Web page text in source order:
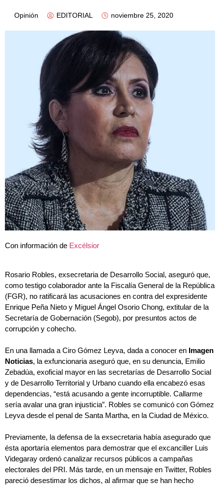
Opinión EDITORIAL noviembre 25, 2020
Con información de Excélsior
Rosario Robles, exsecretaria de Desarrollo Social, aseguró que,
como testigo colaborador ante la Fiscalía General de la República
(FGR), no ratificará las acusaciones en contra del expresidente
Enrique Peña Nieto y Miguel Ángel Osorio Chong, extitular de la
Secretaría de Gobernación (Segob), por presuntos actos de
corrupción y cohecho.
En una llamada a Ciro Gómez Leyva, dada a conocer en Imagen
Noticias, la exfuncionaria aseguró que, en su denuncia, Emilio
Zebadúa, exoficial mayor en las secretarías de Desarrollo Social
y de Desarrollo Territorial y Urbano cuando ella encabezó esas
dependencias, “está acusando a gente incorruptible. Callarme
sería avalar una gran injusticia”. Robles se comunicó con Gómez
Leyva desde el penal de Santa Martha, en la Ciudad de México.
Previamente, la defensa de la exsecretaria había asegurado que
ésta aportaría elementos para demostrar que el excanciller Luis
Videgaray ordenó canalizar recursos públicos a campañas
electorales del PRI. Más tarde, en un mensaje en Twitter, Robles
pareció desestimar los dichos, al afirmar que se han hecho